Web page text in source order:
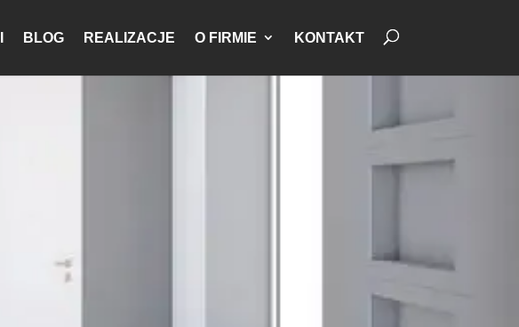
BLOG REALIZACJE O FIRMIE KONTAKT